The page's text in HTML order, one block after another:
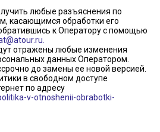
любые разъяснения по
касающимся обработки его
к Оператору с помощью
отражены любые изменения
данных Оператором.
до замены ее новой версией.
в свободном доступе
по адресу
v-otnoshenii-obrabotki-